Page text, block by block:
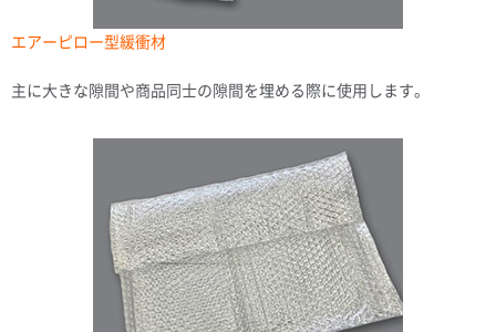
エアーピロー型緩衝材
主に大きな隙間や商品同士の隙間を埋める際に使用します。